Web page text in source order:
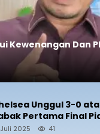
Kewenangan Dan
Unggul 3-0
Pertama Final
2025
Juli 2025 41